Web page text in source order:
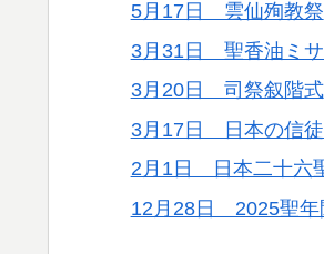
5月17日 雲仙殉教祭
3月31日 聖香油ミサ
3月20日 司祭叙階式
3月17日 日本の信
2月1日 日本二十六
12月28日 2025聖年